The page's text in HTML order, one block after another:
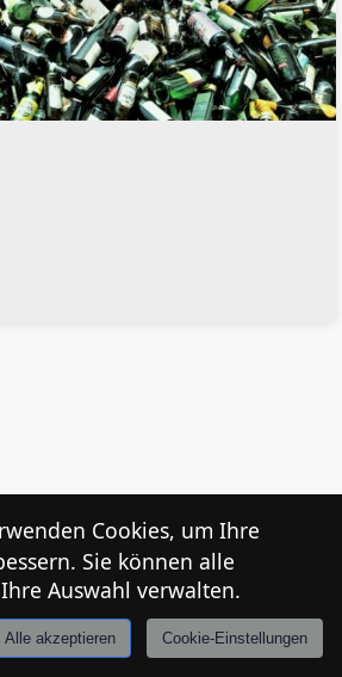
Tiroler
Cookies, um Ihre
Sie können alle
Auswahl verwalten.
Alle akzeptieren Cookie-Einstellungen